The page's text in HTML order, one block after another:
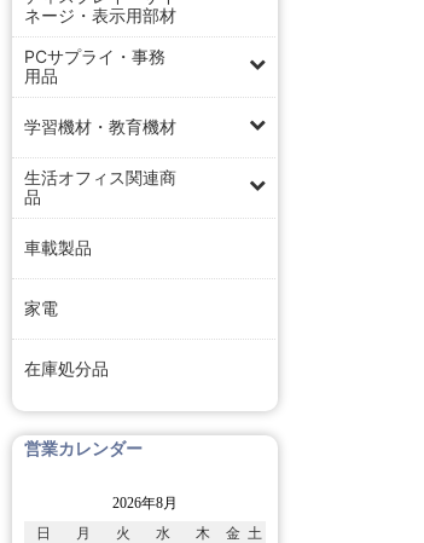
ネージ・表示用部材
PCサプライ・事務
用品
学習機材・教育機材
生活オフィス関連商
品
車載製品
家電
在庫処分品
営業カレンダー
2026年8月
日
月 火 水 木 金 土